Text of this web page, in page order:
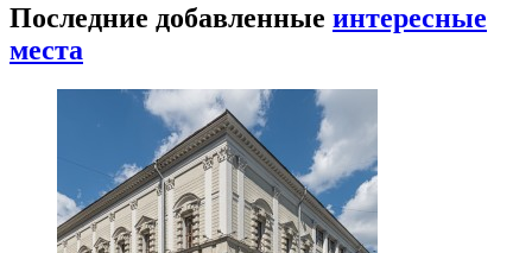
Последние добавленные интересные
места